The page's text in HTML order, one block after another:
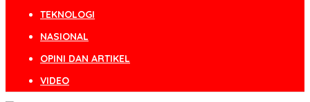
TEKNOLOGI
NASIONAL
OPINI DAN ARTIKEL
VIDEO